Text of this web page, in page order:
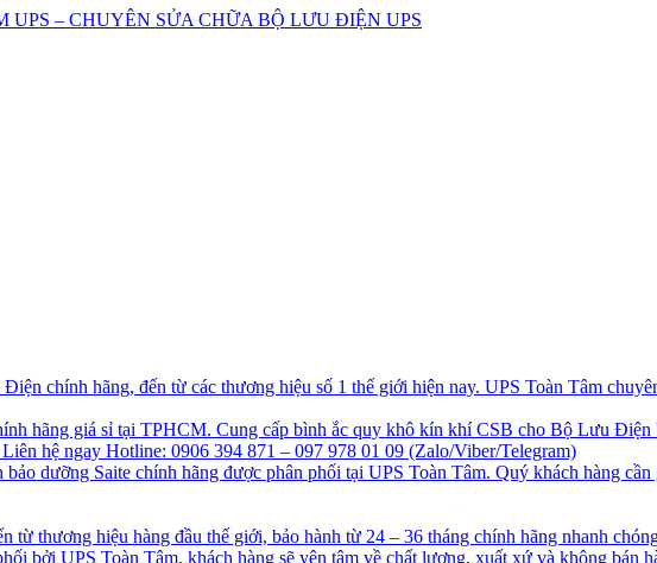
chính hãng, đến từ các thương hiệu số 1 thế giới hiện nay. UPS Toàn Tâm
hãng giá sỉ tại TPHCM. Cung cấp bình ắc quy khô kín khí CSB cho Bộ Lưu Điện
hệ ngay Hotline: 0906 394 871 – 097 978 01 09 (Zalo/Viber/Telegram)
dưỡng Saite chính hãng được phân phối tại UPS Toàn Tâm. Quý khách hàng
thương hiệu hàng đầu thế giới, bảo hành từ 24 – 36 tháng chính hãng nhanh
bởi UPS Toàn Tâm, khách hàng sẽ yên tâm về chất lượng, xuất xứ và không bán